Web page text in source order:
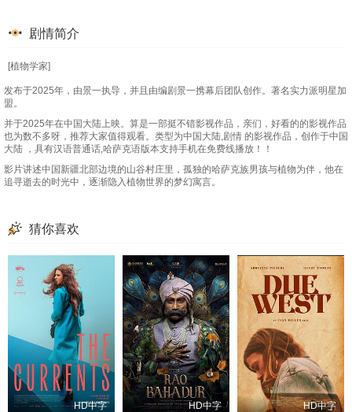
剧情简介
[植物学家]
发布于2025年，由景一执导，并且由编剧景一携幕后团队创作。著名实力派明星加
盟。
并于2025年在中国大陆上映。算是一部挺不错影视作品，亲们，好看的的影视作品
也为数不多呀，推荐大家值得观看。类型为中国大陆,剧情 的影视作品，创作于中国
大陆 ，具有汉语普通话,哈萨克语版本支持手机在免费线播放！！
影片讲述中国新疆北部边境的山谷村庄里，孤独的哈萨克族男孩与植物为伴，他在
追寻逝去的时光中，逐渐隐入植物世界的梦幻寓言。
猜你喜欢
HD中字 HD中字 HD中字